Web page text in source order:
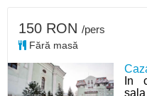
In
150 RON /pers
Fără masă